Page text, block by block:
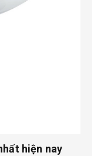
hiện nay